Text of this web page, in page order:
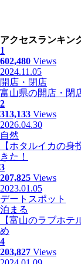
アクセスランキン
1
602,480 Views
2024.11.05
開店・閉店
富山県の開店・閉
2
313,133 Views
2026.04.30
自然
【ホタルイカの身
きた！
3
207,825 Views
2023.01.05
デートスポット
泊まる
【富山のラブホテ
め
4
203,827 Views